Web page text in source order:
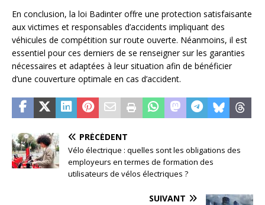
En conclusion, la loi Badinter offre une protection satisfaisante
aux victimes et responsables d’accidents impliquant des
véhicules de compétition sur route ouverte. Néanmoins, il est
essentiel pour ces derniers de se renseigner sur les garanties
nécessaires et adaptées à leur situation afin de bénéficier
d’une couverture optimale en cas d’accident.
PRÉCÉDENT
Vélo électrique : quelles sont les obligations des
employeurs en termes de formation des
utilisateurs de vélos électriques ?
SUIVANT